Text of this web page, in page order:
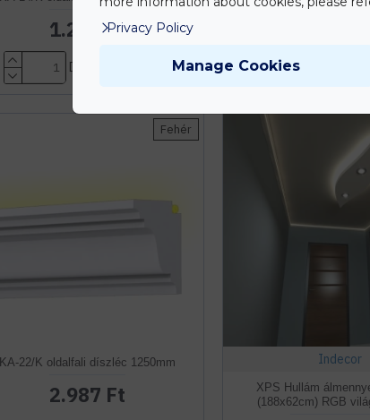
1.247 Ft
Db
Fehér
KA-22/K oldalfali díszléc 1250mm
2.987 Ft
Indecor
XPS Hullám
(188x62cm) RGB
Privacy Policy
Manage Cookies